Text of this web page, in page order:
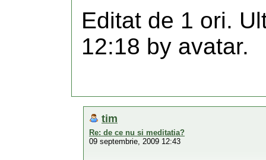
Editat de 1 ori.
12:18 by avatar.
tim
Re: de ce nu si meditatia?
09 septembrie, 2009 12:43